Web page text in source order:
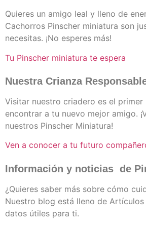
Quieres un amigo leal y lleno de
Cachorros Pinscher miniatura son
necesitas. ¡No esperes más!
Tu Pinscher miniatura te espera
Nuestra Crianza
Visitar nuestro criadero es el primer
encontrar a tu nuevo mejor amigo.
nuestros Pinscher Miniatura!
Ven a conocer a tu futuro
Información y noticias de
¿Quieres saber más sobre cómo
Nuestro blog está lleno de
datos útiles para ti.